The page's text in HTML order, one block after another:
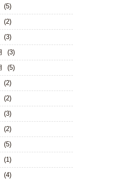
(5)
(2)
(3)
(3)
(5)
(2)
(2)
(3)
(2)
(5)
(1)
(4)